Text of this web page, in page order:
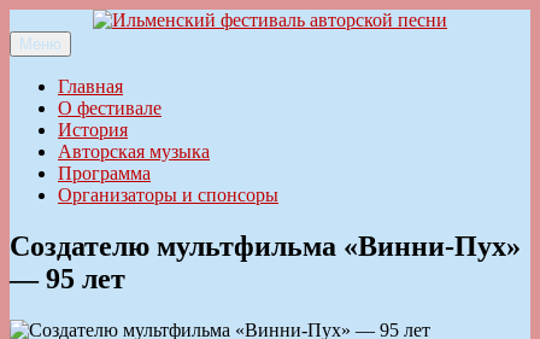
к
содержимому
Ильменский фестиваль авторской песни
Меню
Главная
О фестивале
История
Авторская музыка
Программа
Организаторы и спонсоры
Создателю мультфильма «Винни-Пух»
— 95 лет